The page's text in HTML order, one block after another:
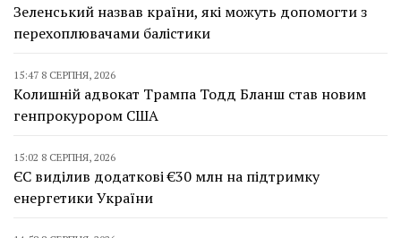
Зеленський назвав країни, які можуть допомогти з
перехоплювачами балістики
15:47 8 СЕРПНЯ, 2026
Колишній адвокат Трампа Тодд Бланш став новим
генпрокурором США
15:02 8 СЕРПНЯ, 2026
ЄС виділив додаткові €30 млн на підтримку
енергетики України